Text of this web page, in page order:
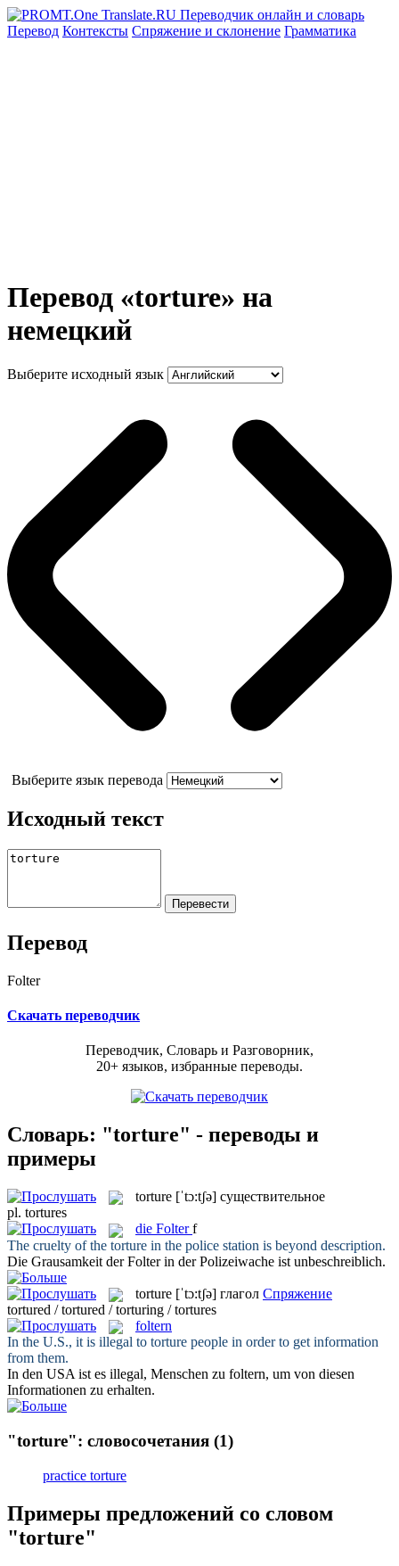
Перевод Контексты Спряжение и склонение Грамматика
Перевод «torture» на
немецкий
Выберите исходный язык
Выберите язык перевода
Исходный текст
Перевод
Folter
Скачать переводчик
Переводчик, Словарь и Разговорник,
20+ языков, избранные переводы.
Словарь: "torture" - переводы и
примеры
torture [ˈtɔ:tʃə] существительное
pl. tortures
die Folter f
The cruelty of the torture in the police station is beyond description.
Die Grausamkeit derFolterin der Polizeiwache ist unbeschreiblich.
torture [ˈtɔ:tʃə] глагол Спряжение
tortured / tortured / torturing / tortures
foltern
In the U.S., it is illegal to torture people in order to get information
from them.
In den USA ist es illegal, Menschen zu foltern, um von diesen
Informationen zu erhalten.
"torture": словосочетания (1)
practice torture
Примеры предложений со словом
"torture"